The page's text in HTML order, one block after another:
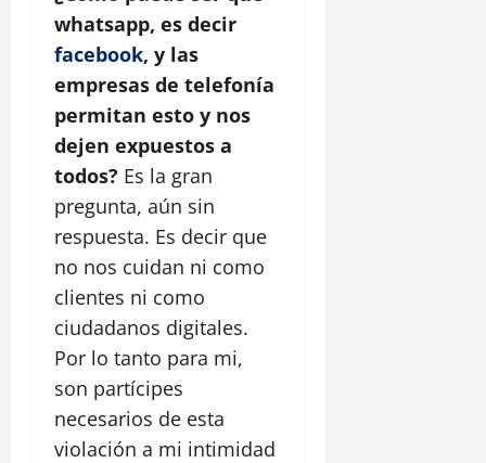
whatsapp, es decir
facebook, y las
empresas de telefonía
permitan esto y nos
dejen expuestos a
todos? Es la gran
pregunta, aún sin
respuesta. Es decir que
no nos cuidan ni como
clientes ni como
ciudadanos digitales.
Por lo tanto para mi,
son partícipes
necesarios de esta
violación a mi intimidad